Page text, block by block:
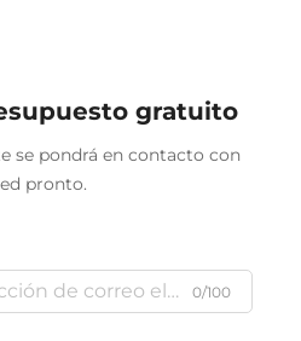
gratuito
se pondrá en contacto con
pronto.
0/100